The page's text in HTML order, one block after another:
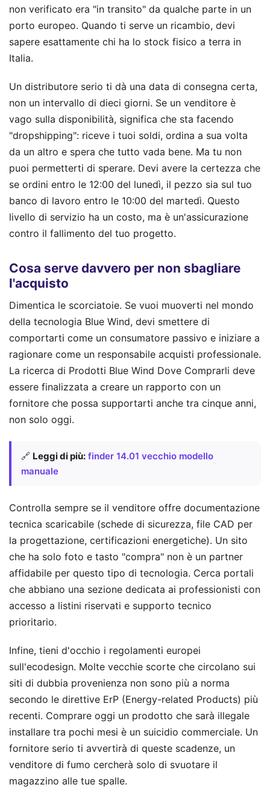
non verificato era "in transito" da qualche parte in un
porto europeo. Quando ti serve un ricambio, devi
sapere esattamente chi ha lo stock fisico a terra in
Italia.
Un distributore serio ti dà una data di consegna certa,
non un intervallo di dieci giorni. Se un venditore è
vago sulla disponibilità, significa che sta facendo
"dropshipping": riceve i tuoi soldi, ordina a sua volta
da un altro e spera che tutto vada bene. Ma tu non
puoi permetterti di sperare. Devi avere la certezza che
se ordini entro le 12:00 del lunedì, il pezzo sia sul tuo
banco di lavoro entro le 10:00 del martedì. Questo
livello di servizio ha un costo, ma è un'assicurazione
contro il fallimento del tuo progetto.
Cosa serve davvero per non sbagliare
l'acquisto
Dimentica le scorciatoie. Se vuoi muoverti nel mondo
della tecnologia Blue Wind, devi smettere di
comportarti come un consumatore passivo e iniziare a
ragionare come un responsabile acquisti professionale.
La ricerca di Prodotti Blue Wind Dove Comprarli deve
essere finalizzata a creare un rapporto con un
fornitore che possa supportarti anche tra cinque anni,
non solo oggi.
🔗 Leggi di più: finder 14.01 vecchio modello
manuale
Controlla sempre se il venditore offre documentazione
tecnica scaricabile (schede di sicurezza, file CAD per
la progettazione, certificazioni energetiche). Un sito
che ha solo foto e tasto "compra" non è un partner
affidabile per questo tipo di tecnologia. Cerca portali
che abbiano una sezione dedicata ai professionisti con
accesso a listini riservati e supporto tecnico
prioritario.
Infine, tieni d'occhio i regolamenti europei
sull'ecodesign. Molte vecchie scorte che circolano sui
siti di dubbia provenienza non sono più a norma
secondo le direttive ErP (Energy-related Products) più
recenti. Comprare oggi un prodotto che sarà illegale
installare tra pochi mesi è un suicidio commerciale. Un
fornitore serio ti avvertirà di queste scadenze, un
venditore di fumo cercherà solo di svuotare il
magazzino alle tue spalle.